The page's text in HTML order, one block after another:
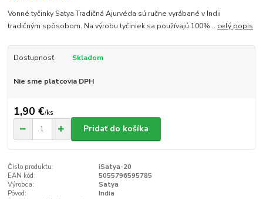
Vonné tyčinky Satya Tradičná Ajurvéda sú ručne vyrábané v Indii
tradičným spôsobom. Na výrobu tyčiniek sa používajú 100%... celý popis
Dostupnosť Skladom
Nie sme platcovia DPH
1,90 €/ks
Pridať do košíka
Číslo produktu:
iSatya-20
EAN kód:
5055796595785
Výrobca:
Satya
Pôvod:
India